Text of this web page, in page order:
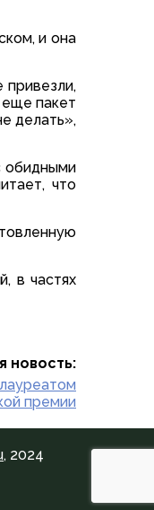
и она
привезли,
еще пакет
делать»,
обидными
что
в частях
новость:
премии
, 2024